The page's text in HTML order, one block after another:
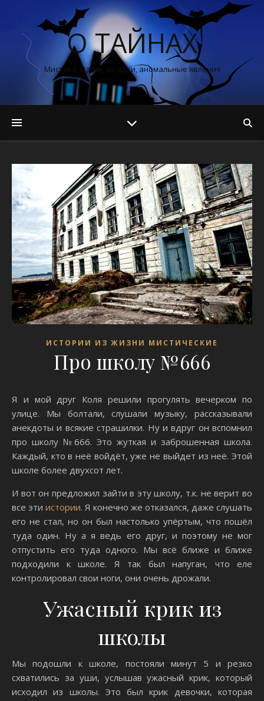
О ТАЙНАХ
Мистика, магия, загадки, аномальные явления
ИСТОРИИ ИЗ ЖИЗНИ МИСТИЧЕСКИЕ
Про школу №666
Я и мой друг Коля решили прогулять вечерком по
улице. Мы болтали, слушали музыку, рассказывали
анекдоты и всякие страшилки. Ну и вдруг он вспомнил
про школу №666. Это жуткая и заброшенная школа.
Каждый, кто в неё войдёт, уже не выйдет из неё. Этой
школе более двухсот лет.
И вот он предложил зайти в эту школу, т.к. не верит во
все эти истории. Я конечно же отказался, даже слушать
его не стал, но он был настолько упёртым, что пошёл
туда один. Ну а я ведь его друг, и поэтому не мог
отпустить его туда одного. Мы всё ближе и ближе
подходили к школе. Я так был напуган, что еле
контролировал свои ноги, они очень дрожали.
Ужасный крик из
школы
Мы подошли к школе, постояли минут 5 и резко
схватились за уши, услышав ужасный крик, который
исходил из школы. Это был крик девочки, которая